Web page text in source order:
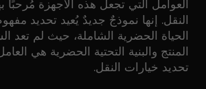
العوامل التي تجعل هذه الأجهزة
النقل. إنها نموذجٌ جديدٌ يُعيد تحديد
الحياة الحضرية الشاملة، حيث لم تعد
المنتج والبنية التحتية الحضرية هي
تحديد خيارات النقل.